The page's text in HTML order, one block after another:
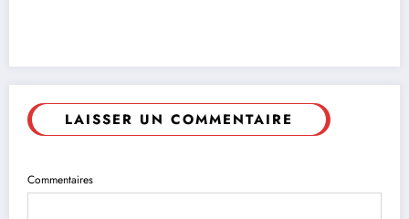
LAISSER UN COMMENTAIRE
Commentaires